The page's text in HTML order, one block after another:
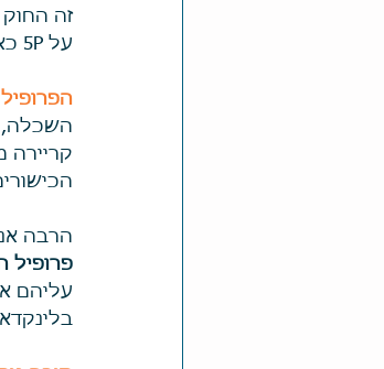
על 5P כאשר מקום = PLACEMENT, אחד מהם .
השכלה,
קריירה
הרבה
פרופיל
עליהם